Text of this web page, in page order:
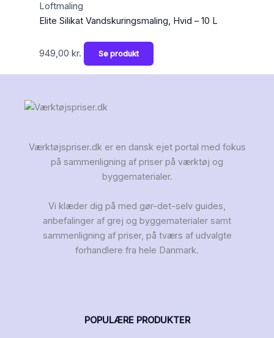
Loftmaling
Elite Silikat Vandskuringsmaling, Hvid – 10 L
949,00 kr. Se produkt
Værktøjspriser.dk er en dansk ejet portal med fokus
på sammenligning af priser på værktøj og
byggematerialer.
Vi klæder dig på med gør-det-selv guides,
anbefalinger af grej og byggematerialer samt
sammenligning af priser, på tværs af udvalgte
forhandlere fra hele Danmark.
POPULÆRE PRODUKTER